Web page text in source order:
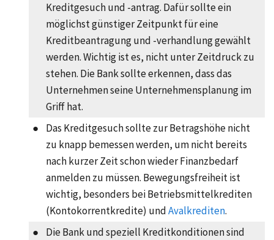
Kreditgesuch und -antrag. Dafür sollte ein
möglichst günstiger Zeitpunkt für eine
Kreditbeantragung und -verhandlung gewählt
werden. Wichtig ist es, nicht unter Zeitdruck zu
stehen. Die Bank sollte erkennen, dass das
Unternehmen seine Unternehmensplanung im
Griff hat.
●
Das Kreditgesuch sollte zur Betragshöhe nicht
zu knapp bemessen werden, um nicht bereits
nach kurzer Zeit schon wieder Finanzbedarf
anmelden zu müssen. Bewegungsfreiheit ist
wichtig, besonders bei Betriebsmittelkrediten
(Kontokorrentkredite) undAvalkrediten.
●
Die Bank und speziell Kreditkonditionen sind